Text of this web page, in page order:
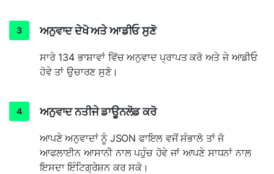
ਅਨੁਵਾਦ ਦੇਖੋ ਅਤੇ ਆਡੀਓ ਸੁਣੋ
ਸਾਰੇ 134 ਭਾਸ਼ਾਵਾਂ ਵਿੱਚ ਅਨੁਵਾਦ ਪ੍ਰਾਪਤ ਕਰੋ ਅਤੇ ਜੇ ਆਡੀਓ
ਹੋਵੇ ਤਾਂ ਉਚਾਰਣ ਸੁਣੋ।
ਅਨੁਵਾਦ ਨਤੀਜੇ ਡਾਊਨਲੋਡ ਕਰੋ
ਆਪਣੇ ਅਨੁਵਾਦਾਂ ਨੂੰ JSON ਫਾਇਲ ਵਜੋਂ ਸੰਭਾਲੋ ਤਾਂ ਜੋ
ਆਫਲਾਈਨ ਆਸਾਨੀ ਨਾਲ ਪਹੁੰਚ ਹੋਵੇ ਜਾਂ ਆਪਣੇ ਸਾਧਨਾਂ ਨਾਲ
ਇਸਦਾ ਇੰਟਿਗ੍ਰੇਸ਼ਨ ਕਰ ਸਕੋ।